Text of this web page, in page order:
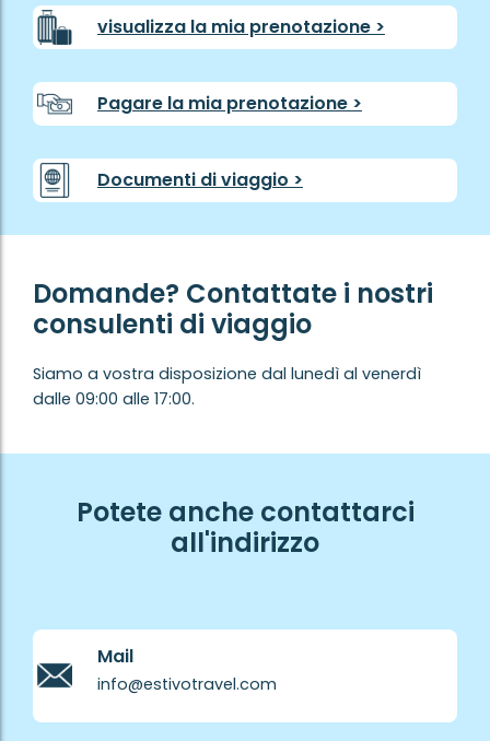
visualizza la mia prenotazione >
Pagare la mia prenotazione >
Documenti di viaggio >
Domande? Contattate i nostri
consulenti di viaggio
Siamo a vostra disposizione dal lunedì al venerdì
dalle 09:00 alle 17:00.
Potete anche contattarci
all'indirizzo
Mail
info@estivotravel.com